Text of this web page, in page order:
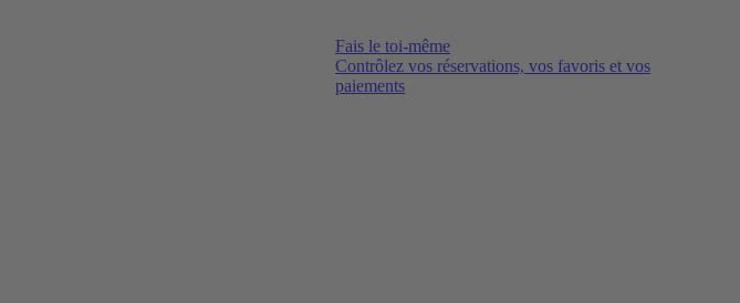
Fais le toi-même
Contrôlez vos réservations, vos favoris et vos
paiements